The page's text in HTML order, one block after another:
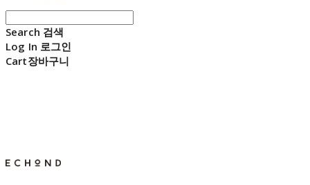
Search 검색
Log In 로그인
Cart장바구니